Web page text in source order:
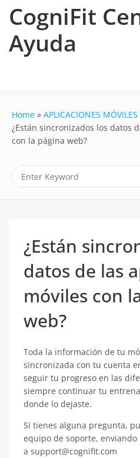
CogniFit
Ayuda
Home
APLICACIONES MÓVILES
¿Están sincronizados los datos
con la página web?
¿Están
datos de las
móviles con
web?
Toda la información de tu
sincronizada con tu cuenta
seguir tu progreso en las
siempre continuar tu
donde lo dejaste.
Si tienes alguna pregunta,
equipo de soporte,
a support@cognifit.com